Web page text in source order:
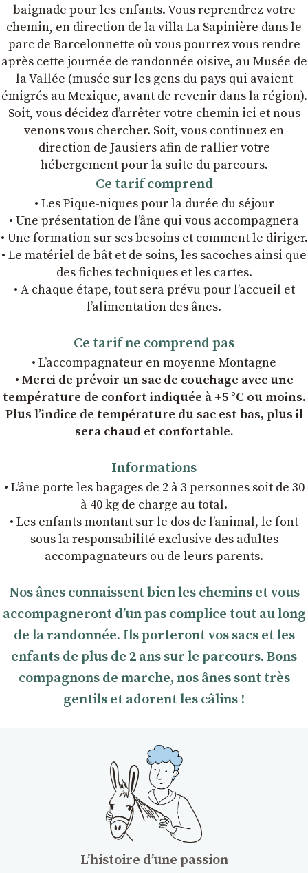
baignade pour les enfants. Vous reprendrez votre
chemin, en direction de la villa La Sapinière dans le
parc de Barcelonnette où vous pourrez vous rendre
après cette journée de randonnée oisive, au Musée de
la Vallée (musée sur les gens du pays qui avaient
émigrés au Mexique, avant de revenir dans la région).
Soit, vous décidez d’arrêter votre chemin ici et nous
venons vous chercher. Soit, vous continuez en
direction de Jausiers afin de rallier votre
hébergement pour la suite du parcours.
Ce tarif comprend
• Les Pique-niques pour la durée du séjour
• Une présentation de l’âne qui vous accompagnera
• Une formation sur ses besoins et comment le diriger.
• Le matériel de bât et de soins, les sacoches ainsi que
des fiches techniques et les cartes.
• A chaque étape, tout sera prévu pour l’accueil et
l’alimentation des ânes.
Ce tarif ne comprend pas
• L’accompagnateur en moyenne Montagne
• Merci de prévoir un sac de couchage avec une
température de confort indiquée à +5 °C ou moins.
Plus l’indice de température du sac est bas, plus il
sera chaud et confortable.
Informations
• L’âne porte les bagages de 2 à 3 personnes soit de 30
à 40 kg de charge au total.
• Les enfants montant sur le dos de l’animal, le font
sous la responsabilité exclusive des adultes
accompagnateurs ou de leurs parents.
Nos ânes connaissent bien les chemins et vous
accompagneront dʼun pas complice tout au long
de la randonnée. Ils porteront vos sacs et les
enfants de plus de 2 ans sur le parcours. Bons
compagnons de marche, nos ânes sont très
gentils et adorent les câlins !
Lʼhistoire dʼune passion